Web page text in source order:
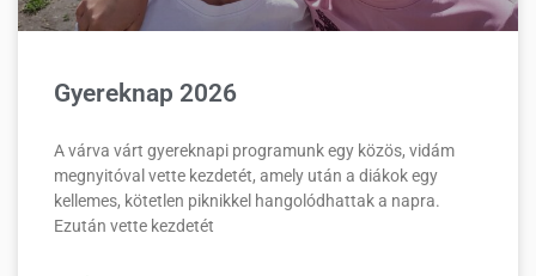
Gyereknap 2026
A várva várt gyereknapi programunk egy közös, vidám
megnyitóval vette kezdetét, amely után a diákok egy
kellemes, kötetlen piknikkel hangolódhattak a napra.
Ezután vette kezdetét